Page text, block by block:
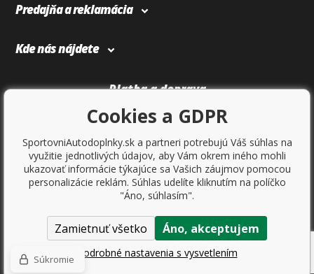
Predajňa a reklamácia
Kde nás nájdete
Platba a doprava
Copyright © 2017Sportovniautodoplnky.cz- Tuning shop, športové
autodoplnky, tuning auta. Všetky práva vyhradené.
Cookies a GDPR
SportovniAutodoplnky.sk a partneri potrebujú Váš súhlas na
využitie jednotlivých údajov, aby Vám okrem iného mohli
ukazovať informácie týkajúce sa Vašich záujmov pomocou
personalizácie reklám. Súhlas udelíte kliknutím na políčko
"Áno, súhlasím".
Zamietnuť všetko Áno, akceptujem
Podrobné nastavenia s vysvetlením
Súkromie